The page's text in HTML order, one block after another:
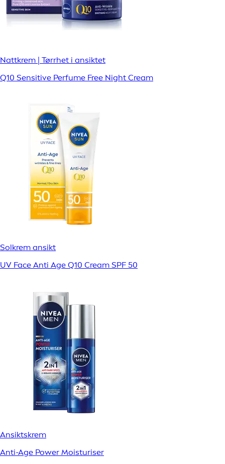
Nattkrem | Tørrhet i ansiktet
Q10 Sensitive Perfume Free Night Cream
Solkrem ansikt
UV Face Anti Age Q10 Cream SPF 50
Ansiktskrem
Anti-Age Power Moisturiser